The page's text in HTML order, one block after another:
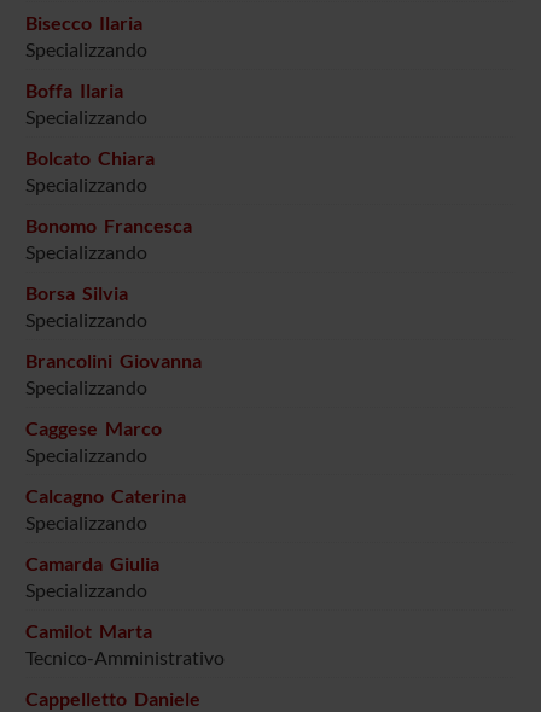
Bisecco Ilaria
Specializzando
Boffa Ilaria
Specializzando
Bolcato Chiara
Specializzando
Bonomo Francesca
Specializzando
Borsa Silvia
Specializzando
Brancolini Giovanna
Specializzando
Caggese Marco
Specializzando
Calcagno Caterina
Specializzando
Camarda Giulia
Specializzando
Camilot Marta
Tecnico-Amministrativo
Cappelletto Daniele